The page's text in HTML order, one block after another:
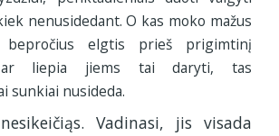
nenusidedant. O kas moko mažus
elgtis prieš prigimtinį
ar liepia jiems tai daryti, tas
sunkiai nusideda.
Vadinasi, jis visada